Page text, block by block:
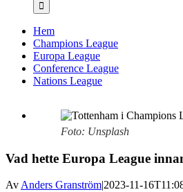
Hem
Champions League
Europa League
Conference League
Nations League
Foto: Unsplash
Vad hette Europa League
AvAnders Granström|2023-11-